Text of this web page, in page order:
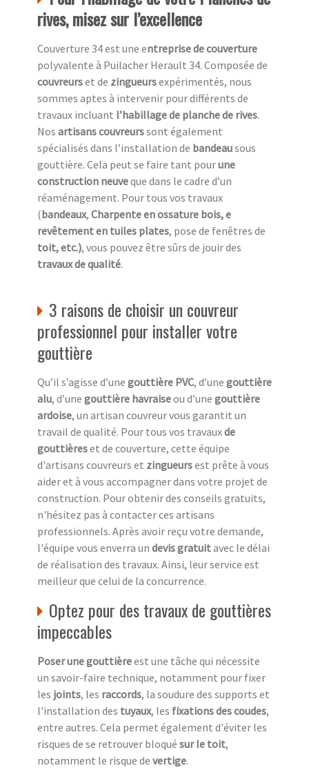
rives, misez sur l’excellence
Couverture 34 est une entreprise de couverture
polyvalente à Puilacher Herault 34. Composée de
couvreurset de zingueursexpérimentés, nous
sommes aptes à intervenir pour différents de
travaux incluant l’habillage de planche de rives.
Nos artisans couvreurssont également
spécialisés dans l’installation de bandeausous
gouttière. Cela peut se faire tant pourune
construction neuveque dans le cadre d’un
réaménagement. Pour tous vos travaux
(bandeaux, Charpente en ossature bois, e
revêtement en tuiles plates, pose de fenêtres de
toit, etc.), vous pouvez être sûrs de jouir des
travaux de qualité.
3 raisons de choisir un couvreur
professionnel pour installer votre
gouttière
Qu’il s’agisse d’une gouttière PVC, d’une gouttière
alu, d’une gouttière havraiseou d’une gouttière
ardoise, un artisan couvreur vous garantit un
travail de qualité. Pour tous vos travauxde
gouttièreset de couverture, cette équipe
d'artisans couvreurs et zingueursest prête à vous
aider et à vous accompagner dans votre projet de
construction. Pour obtenir des conseils gratuits,
n'hésitez pas à contacter ces artisans
professionnels. Après avoir reçu votre demande,
l'équipe vous enverra un devis gratuitavec le délai
de réalisation des travaux. Ainsi, leur service est
meilleur que celui de la concurrence.
Optez pour des travaux de gouttières
impeccables
Poser une gouttièreest une tâche qui nécessite
un savoir-faire technique, notamment pour fixer
les joints, les raccords, la soudure des supports et
l'installation des tuyaux, les fixations des coudes,
entre autres. Cela permet également d'éviter les
risques de se retrouver bloqué sur le toit,
notamment le risque de vertige.